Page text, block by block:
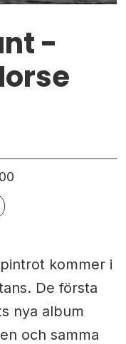
-
kommer i
De första
nya album
och samma